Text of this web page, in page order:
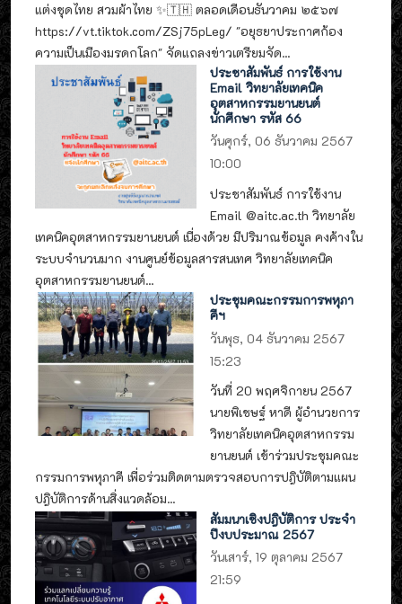
แต่งชุดไทย สวมผ้าไทย ✨🇹🇭 ตลอดเดือนธันวาคม ๒๕๖๗
https://vt.tiktok.com/ZSj75pLeg/ "อยุธยาประกาศก้อง
ความเป็นเมืองมรดกโลก" จัดแถลงข่าวเตรียมจัด...
ประชาสัมพันธ์ การใช้งาน
Email วิทยาลัยเทคนิค
อุตสาหกรรมยานยนต์
นักศึกษา รหัส 66
วันศุกร์, 06 ธันวาคม 2567
10:00
ประชาสัมพันธ์ การใช้งาน
Email @aitc.ac.th วิทยาลัย
เทคนิคอุตสาหกรรมยานยนต์ เนื่องด้วย มีปริมาณข้อมูล คงค้างใน
ระบบจำนวนมาก งานศูนย์ข้อมูลสารสนเทศ วิทยาลัยเทคนิค
อุตสาหกรรมยานยนต์...
ประชุมคณะกรรมการพหุภา
คีฯ
วันพุธ, 04 ธันวาคม 2567
15:23
วันที่ 20 พฤศจิกายน 2567
นายพิเชษฐ์ หาดี ผู้อำนวยการ
วิทยาลัยเทคนิคอุตสาหกรรม
ยานยนต์ เข้าร่วมประชุมคณะ
กรรมการพหุภาคี เพื่อร่วมติดตามตรวจสอบการปฎิบัติตามแผน
ปฎิบัติการด้านสิ่งแวดล้อม...
สัมมนาเชิงปฎิบัติการ ประจำ
ปีงบประมาณ 2567
วันเสาร์, 19 ตุลาคม 2567
21:59